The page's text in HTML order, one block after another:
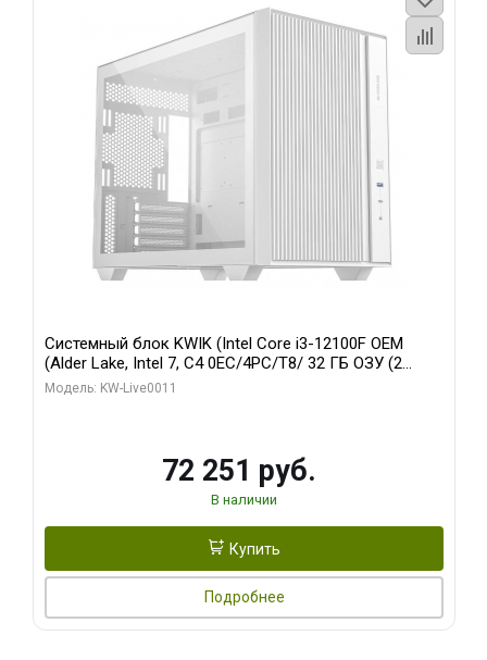
Системный блок KWIK (Intel Core i3-12100F OEM
(Alder Lake, Intel 7, C4 0EC/4PC/T8/ 32 ГБ ОЗУ (2
модуля)/ MSI RTX3050 VENTUS 2X E OC 6GB GDDR6
Модель: KW-Live0011
72 251 руб.
В наличии
Купить
Подробнее